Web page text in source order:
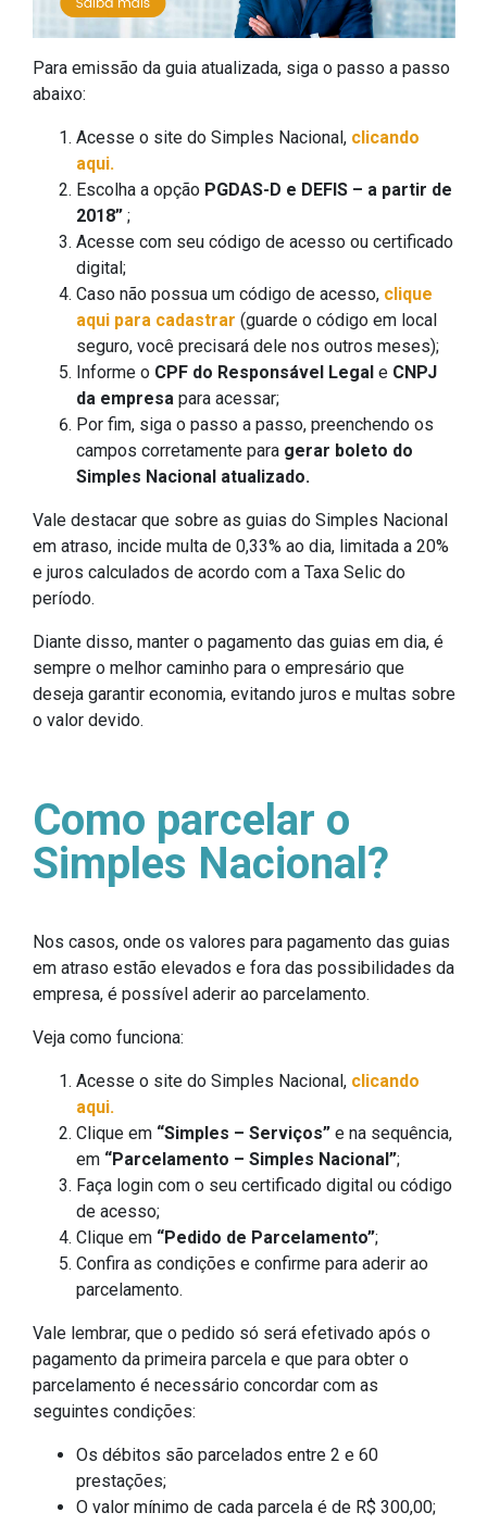
Para emissão da guia atualizada, siga o passo a passo
abaixo:
Acesse o site do Simples Nacional, clicando
aqui.
Escolha a opção PGDAS-D e DEFIS – a partir de
2018” ;
Acesse com seu código de acesso ou certificado
digital;
Caso não possua um código de acesso, clique
aqui para cadastrar (guarde o código em local
seguro, você precisará dele nos outros meses);
Informe o CPF do Responsável Legal e CNPJ
da empresa para acessar;
Por fim, siga o passo a passo, preenchendo os
campos corretamente para gerar boleto do
Simples Nacional atualizado.
Vale destacar que sobre as guias do Simples Nacional
em atraso, incide multa de 0,33% ao dia, limitada a 20%
e juros calculados de acordo com a Taxa Selic do
período.
Diante disso, manter o pagamento das guias em dia, é
sempre o melhor caminho para o empresário que
deseja garantir economia, evitando juros e multas sobre
o valor devido.
Como parcelar o
Simples Nacional?
Nos casos, onde os valores para pagamento das guias
em atraso estão elevados e fora das possibilidades da
empresa, é possível aderir ao parcelamento.
Veja como funciona:
Acesse o site do Simples Nacional, clicando
aqui.
Clique em “Simples – Serviços” e na sequência,
em “Parcelamento – Simples Nacional”;
Faça login com o seu certificado digital ou código
de acesso;
Clique em “Pedido de Parcelamento”;
Confira as condições e confirme para aderir ao
parcelamento.
Vale lembrar, que o pedido só será efetivado após o
pagamento da primeira parcela e que para obter o
parcelamento é necessário concordar com as
seguintes condições:
Os débitos são parcelados entre 2 e 60
prestações;
O valor mínimo de cada parcela é de R$ 300,00;